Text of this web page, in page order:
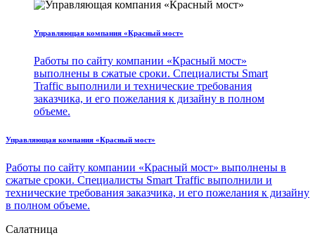
Управляющая компания «Красный мост»
Работы по сайту компании «Красный мост»
выполнены в сжатые сроки. Специалисты Smart
Traffic выполнили и технические требования
заказчика, и его пожелания к дизайну в полном
объеме.
Управляющая компания «Красный мост»
Работы по сайту компании «Красный мост» выполнены в
сжатые сроки. Специалисты Smart Traffic выполнили и
технические требования заказчика, и его пожелания к дизайну
в полном объеме.
Салатница